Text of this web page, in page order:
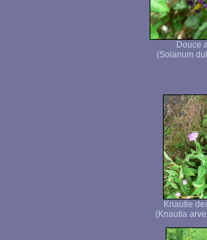
Douce
(Solanum
Knautie
(Knautia